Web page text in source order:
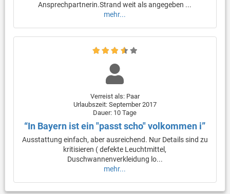
Ansprechpartnerin.Strand weit als angegeben ...
mehr...
Verreist als: Paar
Urlaubszeit: September 2017
Dauer: 10 Tage
“In Bayern ist ein "passt scho" volkommen i”
Ausstattung einfach, aber ausreichend. Nur Details sind zu
kritisieren ( defekte Leuchtmittel,
Duschwannenverkleidung lo...
mehr...